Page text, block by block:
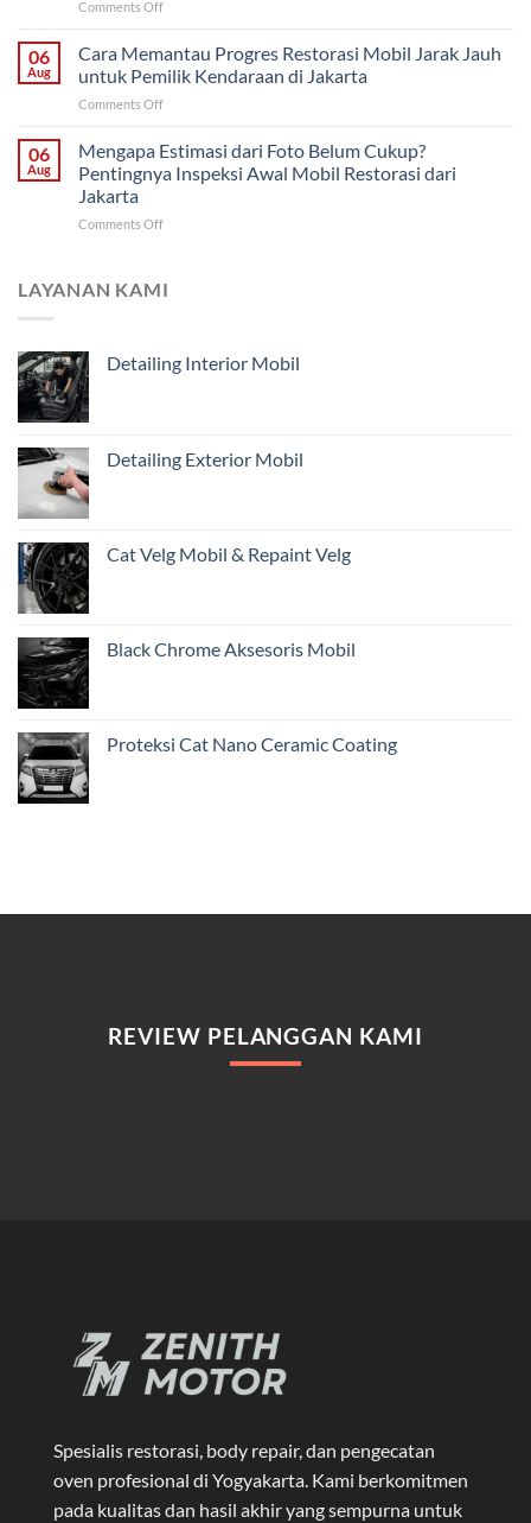
Solo
Restorasi
Cara
Menentukan
dari
Malang
Comments Offon
Mobil
Harian
dari
Malang:
Mana
yang
06
Aug
Cara Memantau Progres Restorasi Mobil Jarak Jauh
untuk Pemilik Kendaraan di Jakarta
Comments Offon
Memantau
Progres
Restorasi
Jarak
Pemilik
06
Aug
Mengapa Estimasi dari Foto Belum Cukup?
Pentingnya Inspeksi Awal Mobil Restorasi dari
Jakarta
Comments Offon
dari
Pentingnya
dari
LAYANAN KAMI
Detailing Interior Mobil
Detailing Exterior Mobil
Cat Velg Mobil & Repaint Velg
Black Chrome Aksesoris Mobil
Proteksi Cat Nano Ceramic Coating
REVIEW PELANGGAN KAMI
Spesialis restorasi, body repair, dan pengecatan
oven profesional di Yogyakarta. Kami berkomitmen
pada kualitas dan hasil akhir yang sempurna untuk